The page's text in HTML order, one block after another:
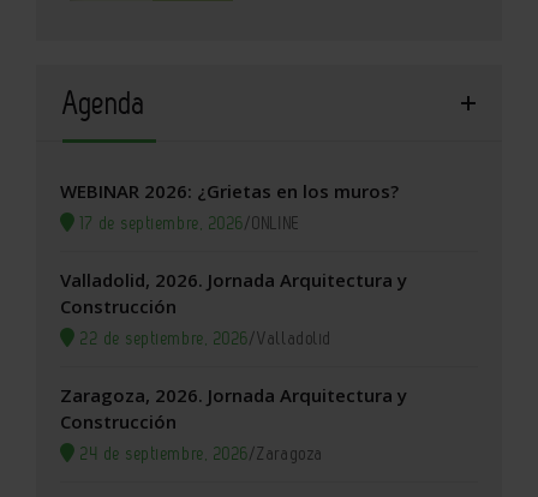
Agenda
WEBINAR 2026: ¿Grietas en los muros?
17 de septiembre, 2026/ONLINE
Valladolid, 2026. Jornada Arquitectura y
Construcción
22 de septiembre, 2026/Valladolid
Zaragoza, 2026. Jornada Arquitectura y
Construcción
24 de septiembre, 2026/Zaragoza